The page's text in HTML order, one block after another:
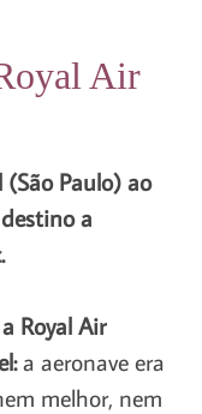
Air
Paulo) ao
a
Royal Air
a aeronave era
melhor, nem